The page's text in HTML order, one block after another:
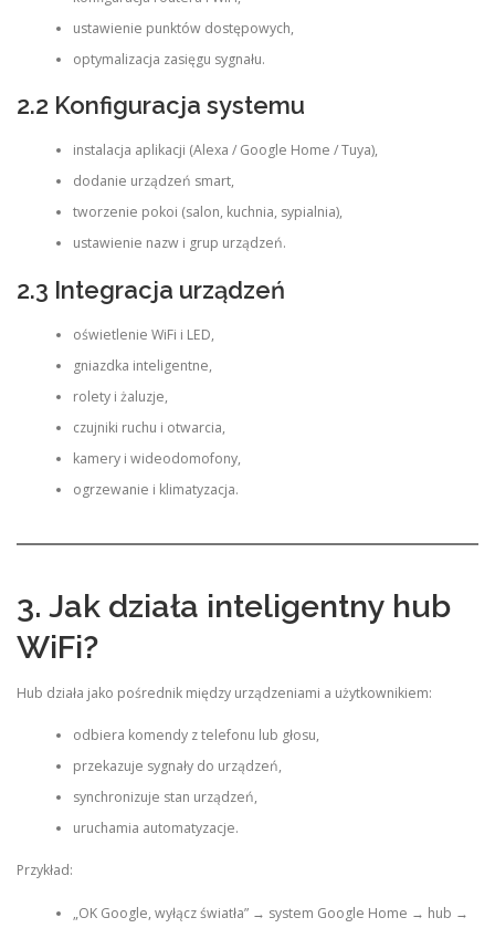
ustawienie punktów dostępowych,
optymalizacja zasięgu sygnału.
2.2 Konfiguracja systemu
instalacja aplikacji (Alexa / Google Home / Tuya),
dodanie urządzeń smart,
tworzenie pokoi (salon, kuchnia, sypialnia),
ustawienie nazw i grup urządzeń.
2.3 Integracja urządzeń
oświetlenie WiFi i LED,
gniazdka inteligentne,
rolety i żaluzje,
czujniki ruchu i otwarcia,
kamery i wideodomofony,
ogrzewanie i klimatyzacja.
3. Jak działa inteligentny hub
WiFi?
Hub działa jako pośrednik między urządzeniami a użytkownikiem:
odbiera komendy z telefonu lub głosu,
przekazuje sygnały do urządzeń,
synchronizuje stan urządzeń,
uruchamia automatyzacje.
Przykład:
„OK Google, wyłącz światła” → system Google Home → hub →